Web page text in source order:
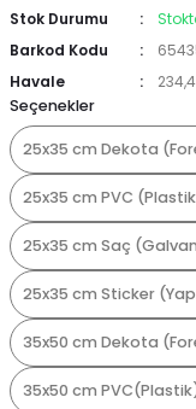
Stok Durumu
Barkod Kodu
Havale
Seçenekler
25x35 cm Dekota
25x35 cm PVC
25x35 cm Saç
25x35 cm Sticker
35x50 cm Dekota
35x50 cm